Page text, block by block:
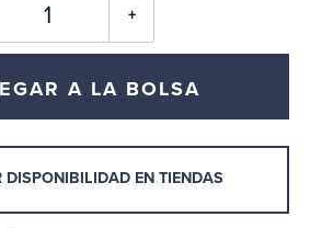
+
A LA BOLSA
DISPONIBILIDAD EN TIENDAS